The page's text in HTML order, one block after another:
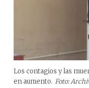
Los contagios y las
en aumento. Foto: